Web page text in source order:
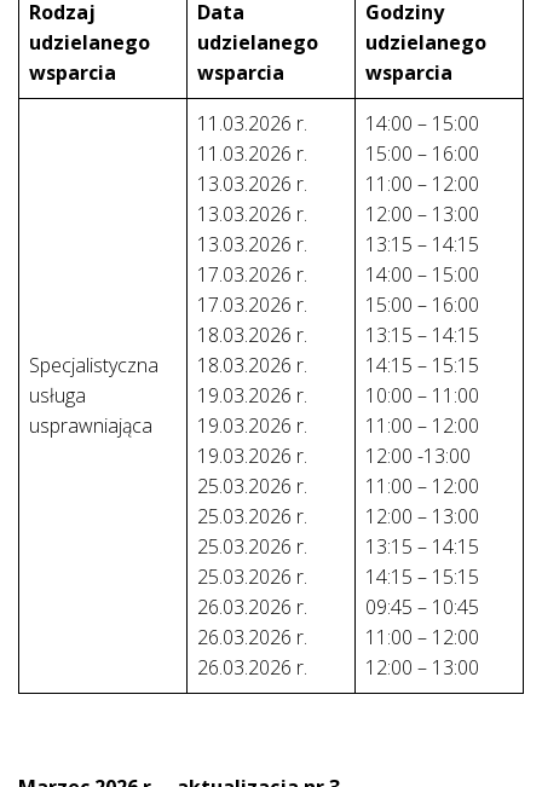
Rodzaj
udzielanego
wsparcia
Data
udzielanego
wsparcia
Godziny
udzielanego
wsparcia
Specjalistyczna
usługa
usprawniająca
11.03.2026 r.
11.03.2026 r.
13.03.2026 r.
13.03.2026 r.
13.03.2026 r.
17.03.2026 r.
17.03.2026 r.
18.03.2026 r.
18.03.2026 r.
19.03.2026 r.
19.03.2026 r.
19.03.2026 r.
25.03.2026 r.
25.03.2026 r.
25.03.2026 r.
25.03.2026 r.
26.03.2026 r.
26.03.2026 r.
26.03.2026 r.
14:00 – 15:00
15:00 – 16:00
11:00 – 12:00
12:00 – 13:00
13:15 – 14:15
14:00 – 15:00
15:00 – 16:00
13:15 – 14:15
14:15 – 15:15
10:00 – 11:00
11:00 – 12:00
12:00 -13:00
11:00 – 12:00
12:00 – 13:00
13:15 – 14:15
14:15 – 15:15
09:45 – 10:45
11:00 – 12:00
12:00 – 13:00